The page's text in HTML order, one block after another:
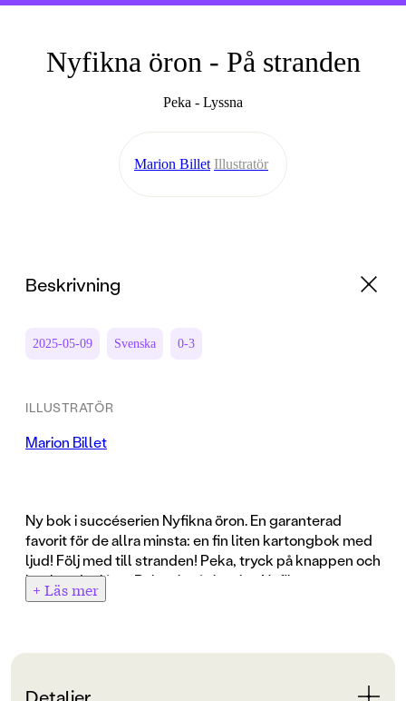
Nyfikna öron - På stranden
Peka - Lyssna
Marion Billet Illustratör
Beskrivning
2025-05-09 Svenska 0-3
ILLUSTRATÖR
Marion Billet
Ny bok i succéserien Nyfikna öron. En garanterad
favorit för de allra minsta: en fin liten kartongbok med
ljud! Följ med till stranden! Peka, tryck på knappen och
hör hur det låter. Boken ingår i serien Nyfikna öron:
roliga, slitstarka och stadiga böcker med glada och
+ Läs mer